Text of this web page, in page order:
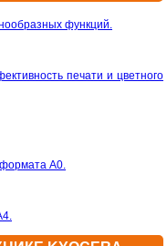
функций.
печати и цветного
формата А0.